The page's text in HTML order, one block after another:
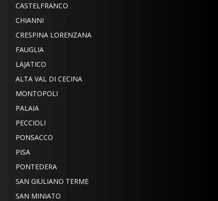
CASTELFRANCO
CHIANNI
CRESPINA LORENZANA
FAUGLIA
LAJATICO
ALTA VAL DI CECINA
MONTOPOLI
PALAIA
PECCIOLI
PONSACCO
PISA
PONTEDERA
SAN GIULIANO TERME
SAN MINIATO